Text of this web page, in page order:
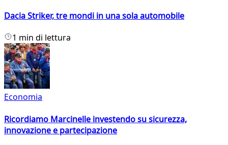
Dacia Striker, tre mondi in una sola automobile
1 min di lettura
Economia
Ricordiamo Marcinelle investendo su sicurezza,
innovazione e partecipazione